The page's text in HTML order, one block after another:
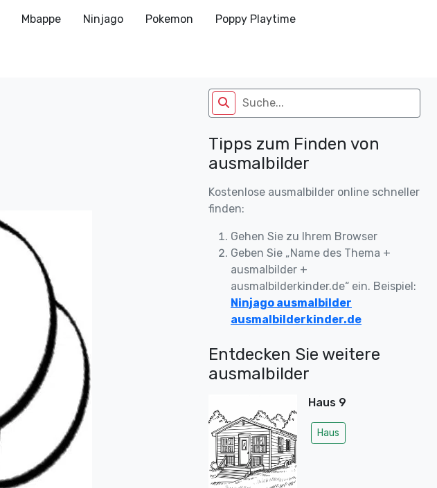
Mbappe Ninjago Pokemon Poppy Playtime
Tipps zum Finden von
ausmalbilder
Kostenlose ausmalbilder online schneller
finden:
Gehen Sie zu Ihrem Browser
Geben Sie „Name des Thema +
ausmalbilder +
ausmalbilderkinder.de“ ein. Beispiel:
Ninjago ausmalbilder
ausmalbilderkinder.de
Entdecken Sie weitere
ausmalbilder
Haus 9
Haus